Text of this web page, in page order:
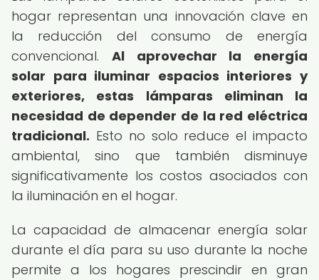
hogar representan una innovación clave en
la reducción del consumo de energía
convencional. Al aprovechar la energía
solar para iluminar espacios interiores y
exteriores, estas lámparas eliminan la
necesidad de depender de la red eléctrica
tradicional. Esto no solo reduce el impacto
ambiental, sino que también disminuye
significativamente los costos asociados con
la iluminación en el hogar.
La capacidad de almacenar energía solar
durante el día para su uso durante la noche
permite a los hogares prescindir en gran